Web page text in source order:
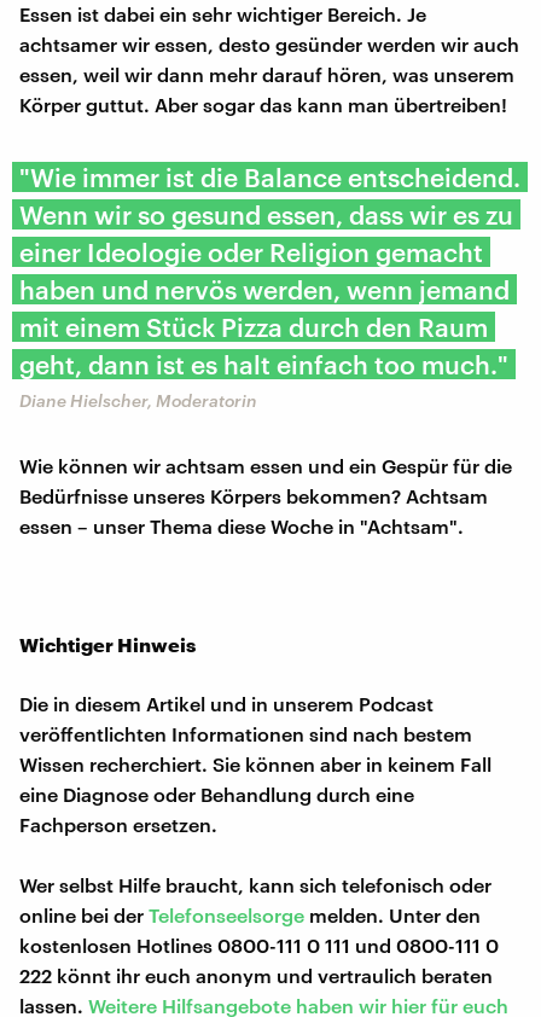
Essen ist dabei ein sehr wichtiger Bereich. Je
achtsamer wir essen, desto gesünder werden wir auch
essen, weil wir dann mehr darauf hören, was unserem
Körper guttut. Aber sogar das kann man übertreiben!
"Wie immer ist die Balance entscheidend.
Wenn wir so gesund essen, dass wir es zu
einer Ideologie oder Religion gemacht
haben und nervös werden, wenn jemand
mit einem Stück Pizza durch den Raum
geht, dann ist es halt einfach too much."
Diane Hielscher, Moderatorin
Wie können wir achtsam essen und ein Gespür für die
Bedürfnisse unseres Körpers bekommen? Achtsam
essen – unser Thema diese Woche in "Achtsam".
Wichtiger Hinweis
Die in diesem Artikel und in unserem Podcast
veröffentlichten Informationen sind nach bestem
Wissen recherchiert. Sie können aber in keinem Fall
eine Diagnose oder Behandlung durch eine
Fachperson ersetzen.
Wer selbst Hilfe braucht, kann sich telefonisch oder
online bei der Telefonseelsorge melden. Unter den
kostenlosen Hotlines 0800-111 0 111 und 0800-111 0
222 könnt ihr euch anonym und vertraulich beraten
lassen. Weitere Hilfsangebote haben wir hier für euch